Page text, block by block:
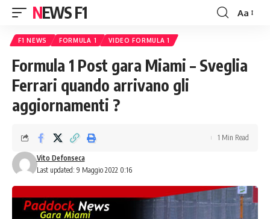
NEWS F1
Font
Aa
F1 NEWS FORMULA 1 VIDEO FORMULA 1
Formula 1 Post gara Miami – Sveglia
Ferrari quando arrivano gli
aggiornamenti ?
Last updated: 9 Maggio 2022 0:16
Vito Defonseca
1 Min Read